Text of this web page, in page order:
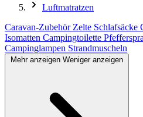
Luftmatratzen
Caravan-Zubehör Zelte Schlafsäcke
Isomatten Campingtoilette
Campinglampen Strandmuscheln
Mehr anzeigen Weniger anzeigen